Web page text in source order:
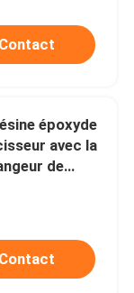
Contact
époxyde
avec la
de
Contact